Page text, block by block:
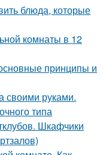
блюда, которые
комнаты в 12
принципы и
своими руками.
типа
Шкафчики